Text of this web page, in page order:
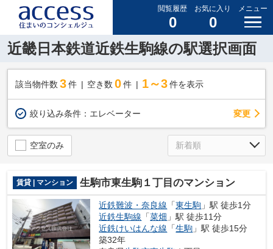
閲覧履歴
0
お気に入り
0
メニュー
近畿日本鉄道近鉄生駒線の駅選択画面
該当物件数 3件 空き数 0 件 1～3 件を表示
絞り込み条件： エレベーター 変更
空室のみ
賃貸 | マンション 生駒市東生駒１丁目のマンション
近鉄難波・奈良線 「東生駒 」駅 徒歩1分
近鉄生駒線 「菜畑 」駅 徒歩11分
近鉄けいはんな線 「生駒 」駅 徒歩15分
築32年